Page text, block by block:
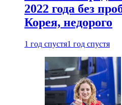
2022 года без
Корея, недорого
1 год спустя1 год спустя